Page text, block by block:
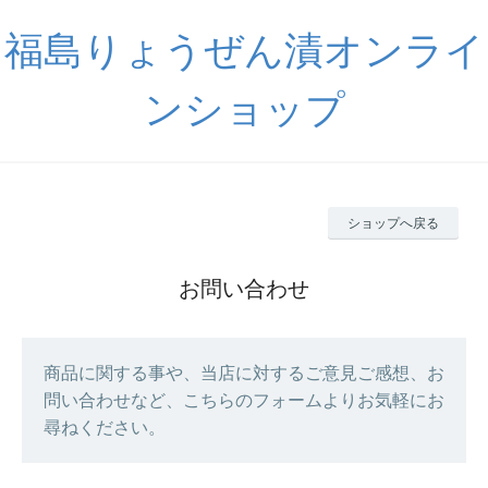
福島りょうぜん漬オンライ
ンショップ
ショップへ戻る
お問い合わせ
商品に関する事や、当店に対するご意見ご感想、お
問い合わせなど、こちらのフォームよりお気軽にお
尋ねください。